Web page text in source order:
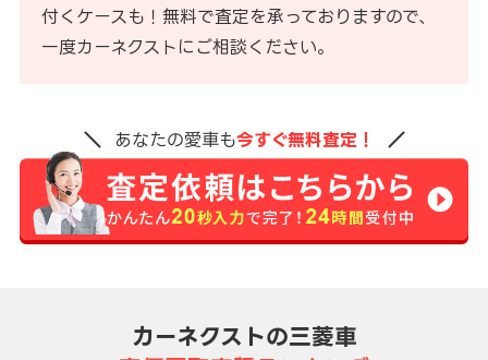
付くケースも！無料で査定を承っておりますので、
一度カーネクストにご相談ください。
あなたの愛車も今すぐ無料査定！
カーネクストの三菱車